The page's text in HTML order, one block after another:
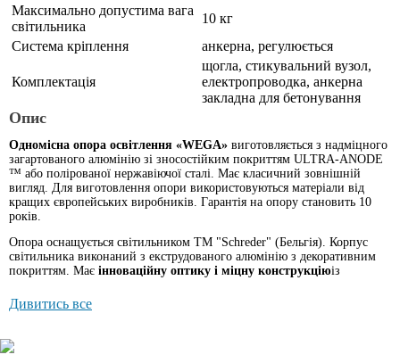
Максимально допустима вага
світильника
10 кг
Система кріплення
анкерна, регулюється
Комплектація
щогла, стикувальний вузол,
електропроводка, анкерна
закладна для бетонування
Опис
Одномісна опора освітлення «WEGA» виготовляється з надміцного
загартованого алюмінію зі зносостійким покриттям ULTRA-ANODE
™ або полірованої нержавіючої сталі. Має класичний зовнішній
вигляд. Для виготовлення опори використовуються матеріали від
кращих європейських виробників. Гарантія на опору становить 10
років.
Опора оснащується світильником ТМ "Schreder" (Бельгія). Корпус
світильника виконаний з екструдованого алюмінію з декоративним
покриттям. Має інноваційну оптику і міцну конструкціюіз
оснащений натрієвим, металогалогеновим або LED-світловим
елементом. Опора може бути оснащена будь-яким світильником
Стикувальний вузол виготовлений з гальванізованої сталі з
Дивитись все